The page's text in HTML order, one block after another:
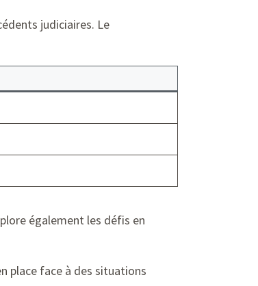
judiciaires. Le
également les défis en
place face à des situations